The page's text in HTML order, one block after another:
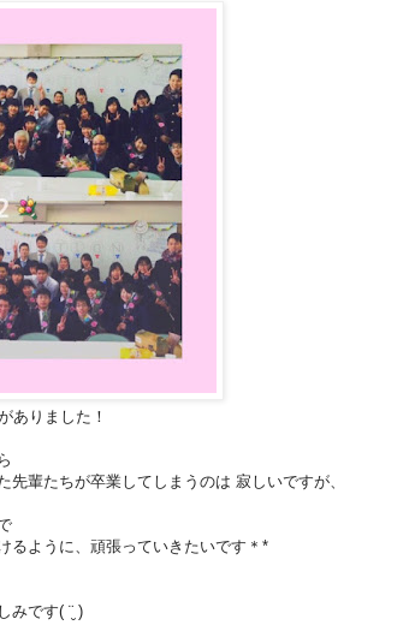
ありました！
先輩たちが卒業してしまうのは 寂しいですが、
るように、頑張っていきたいです＊*
みです( ¨̮ )